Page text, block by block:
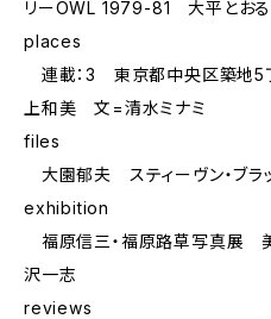
リーOWL 1979-81 大平とおる
places
連載：3 東京都中央区築地
上和美 文=清水ミナミ
files
大園郁夫 スティーヴン・ブ
exhibition
福原信三・福原路草写真展
沢一志
reviews